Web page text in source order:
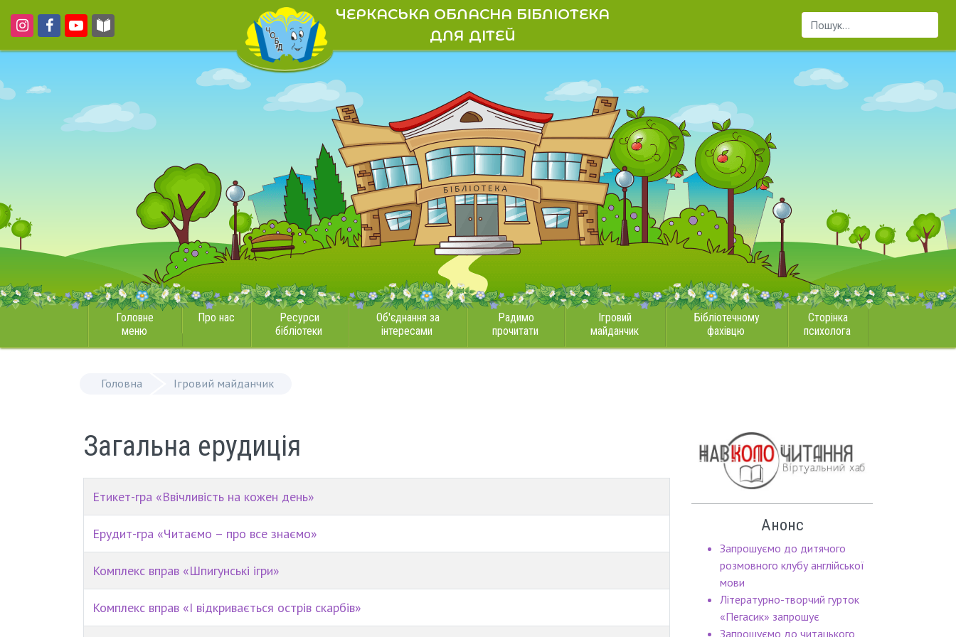
ЧЕРКАСЬКА ОБЛАСНА БІБЛІОТЕКА
ДЛЯ ДІТЕЙ
Пошук...
Головне
меню
Про нас
Ресурси
бібліотеки
Об'єднання за
інтересами
Радимо
прочитати
Ігровий
майданчик
Бібліотечному
фахівцю
Сторінка
психолога
Головна Ігровий майданчик
Загальна ерудиція
Етикет-гра «Ввічливість на кожен день»
Ерудит-гра «Читаємо – про все знаємо»
Комплекс вправ «Шпигунські ігри»
Комплекс вправ «І відкривається острів скарбів»
Анонс
Запрошуємо до дитячого
розмовного клубу англійської
мови
Літературно-творчий гурток
«Пегасик» запрошує
Запрошуємо до читацького